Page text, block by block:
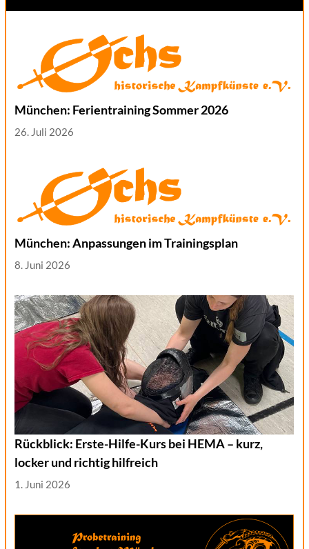
München: Ferientraining Sommer 2026
26. Juli 2026
München: Anpassungen im Trainingsplan
8. Juni 2026
Rückblick: Erste-Hilfe-Kurs bei HEMA – kurz,
locker und richtig hilfreich
1. Juni 2026